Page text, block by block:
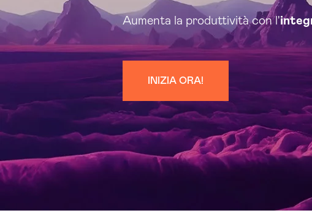
Aumenta la produttività con l'
INIZIA ORA!